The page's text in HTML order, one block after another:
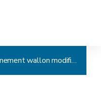
Arrêté du Gouvernement wallon modifiant l'arrêté du Gouvernement wallon du 30 novembre 2006 relatif à la promotion de l'électricité produite au moyen de sources d'énergie renouvelables ou de cogénération